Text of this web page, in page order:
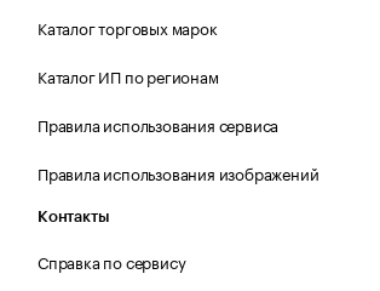
Каталог торговых марок
Каталог ИП по регионам
Правила использования сервиса
Правила использования изображений
Контакты
Справка по сервису